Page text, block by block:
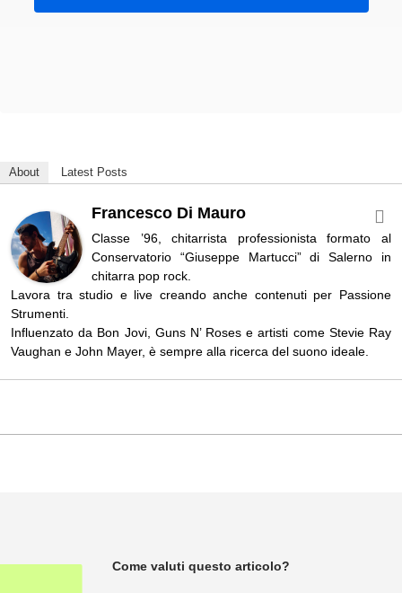
About Latest Posts
Francesco Di Mauro
Classe ’96, chitarrista professionista formato al
Conservatorio “Giuseppe Martucci” di Salerno in
chitarra pop rock.
Lavora tra studio e live creando anche contenuti per Passione
Strumenti.
Influenzato da Bon Jovi, Guns N’ Roses e artisti come Stevie Ray
Vaughan e John Mayer, è sempre alla ricerca del suono ideale.
Come valuti questo articolo?